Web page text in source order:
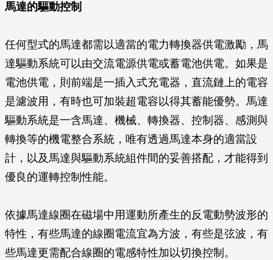
馬達的驅動控制
任何型式的馬達都需以適當的電力轉換器供電激勵，馬
達驅動系統可以由交流電源供電或蓄電池供電。如果是
電池供電，則前端是一插入式充電器，直流鏈上的電容
是濾波用，有時也可加裝超電容以得其蓄能優勢。馬達
驅動系統是一含馬達、機械、轉換器、控制器、感測與
轉換等的機電整合系統，唯有透過馬達本身的適當設
計，以及馬達與驅動系統組件間的妥善搭配，才能得到
優良的運轉控制性能。
依據馬達線圈在磁場中用運動所產生的反電動勢波形的
特性，有些馬達的線圈電流宜為方波，有些是弦波，有
些馬達更需配合線圈的電感特性加以切換控制。